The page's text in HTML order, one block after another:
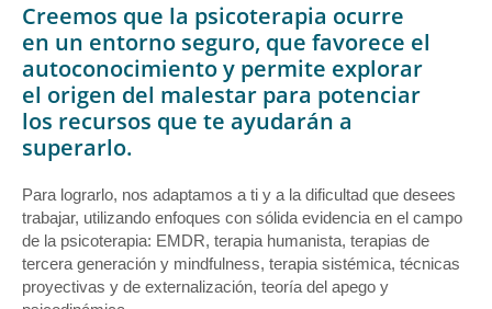
Creemos que la psicoterapia ocurre
en un entorno seguro, que favorece el
autoconocimiento y permite explorar
el origen del malestar para potenciar
los recursos que te ayudarán a
superarlo.
Para lograrlo, nos adaptamos a ti y a la dificultad que desees
trabajar, utilizando enfoques con sólida evidencia en el campo
de la psicoterapia: EMDR, terapia humanista, terapias de
tercera generación y mindfulness, terapia sistémica, técnicas
proyectivas y de externalización, teoría del apego y